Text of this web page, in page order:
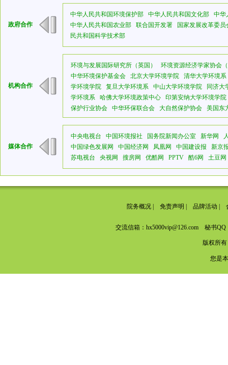
政府合作
中华人民共和国环境保护部 中华人民共和国文化部
中华
中华人民共和国农业部
联合国开发署
国家发展改革委员
民共和国科学技术部
机构合作
环境与发展国际研究所（英国）
环境资源经济学家协会
中华环境保护基金会
北京大学环境学院
清华大学环境系
学环境学院
复旦大学环境系 中山大学环境学院
同济大
学环境系
哈佛大学环境政策中心
印第安纳大学环境学院
保护行业协会
中华环保联合会 大自然保护协会 美国东
媒体合作
中央电视台 中国环境报社 国务院新闻办公室 新华网
中国绿色发展网
中国经济网 凤凰网 中国建设报
新京
苏电视台
央视网 搜房网 优酷网 PPTV 酷6网 土豆网
院务概况| 免责声明 品牌活动
交流信箱：hx5000vip@126.com 秘书
版权所
您是